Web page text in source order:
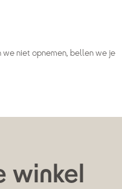
niet opnemen, bellen we je
winkel